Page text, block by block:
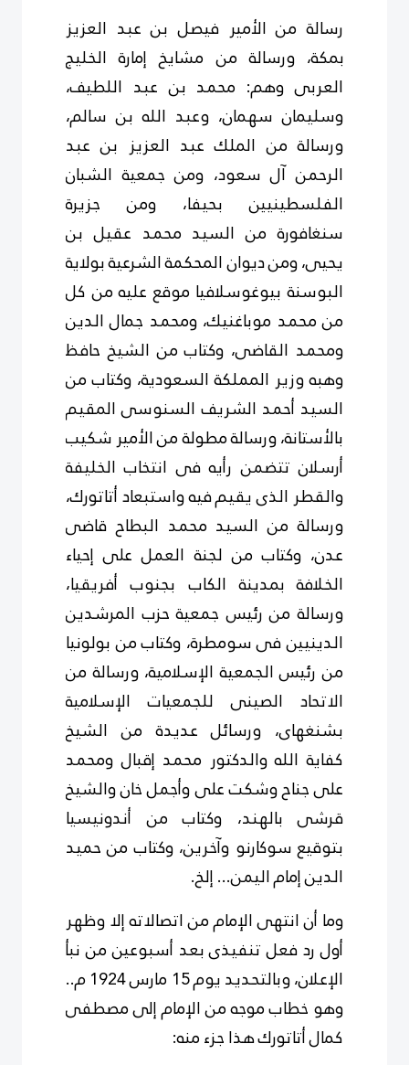
رسالة من الأمير فيصل بن عبد العزيز
بمكة، ورسالة من مشايخ إمارة الخليج
العربى وهم: محمد بن عبد اللطيف،
وسليمان سهمان، وعبد الله بن سالم،
ورسالة من الملك عبد العزيز بن عبد
الرحمن آل سعود، ومن جمعية الشبان
الفلسطينيين بحيفا، ومن جزيرة
سنغافورة من السيد محمد عقيل بن
يحيى، ومن ديوان المحكمة الشرعية بولاية
البوسنة بيوغوسلافيا موقع عليه من كل
من محمد موباغنيك، ومحمد جمال الدين
ومحمد القاضى، وكتاب من الشيخ حافظ
وهبه وزير المملكة السعودية، وكتاب من
السيد أحمد الشريف السنوسى المقيم
بالأستانة، ورسالة مطولة من الأمير شكيب
أرسلان تتضمن رأيه فى انتخاب الخليفة
والقطر الذى يقيم فيه واستبعاد أتاتورك،
ورسالة من السيد محمد البطاح قاضى
عدن، وكتاب من لجنة العمل على إحياء
الخلافة بمدينة الكاب بجنوب أفريقيا،
ورسالة من رئيس جمعية حزب المرشدين
الدينيين فى سومطرة، وكتاب من بولونيا
من رئيس الجمعية الإسلامية، ورسالة من
الاتحاد الصينى للجمعيات الإسلامية
بشنغهاى، ورسائل عديدة من الشيخ
كفاية الله والدكتور محمد إقبال ومحمد
على جناح وشكت على وأجمل خان والشيخ
قرشى بالهند، وكتاب من أندونيسيا
بتوقيع سوكارنو وآخرين، وكتاب من حميد
الدين إمام اليمن... إلخ.
وما أن انتهى الإمام من اتصالاته إلا وظهر
أول رد فعل تنفيذى بعد أسبوعين من نبأ
الإعلان، وبالتحديد يوم 15 مارس 1924 م..
وهو خطاب موجه من الإمام إلى مصطفى
كمال أتاتورك هذا جزء منه: